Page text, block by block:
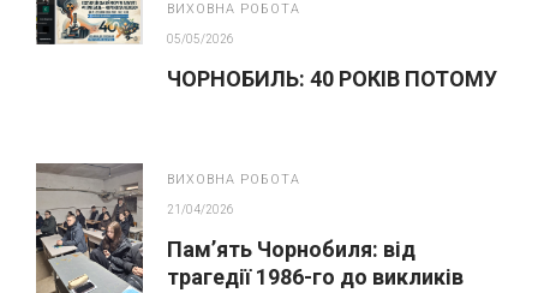
ВИХОВНА РОБОТА
05/05/2026
ЧОРНОБИЛЬ: 40 РОКІВ ПОТОМУ
ВИХОВНА РОБОТА
21/04/2026
Пам’ять Чорнобиля: від
трагедії 1986-го до викликів